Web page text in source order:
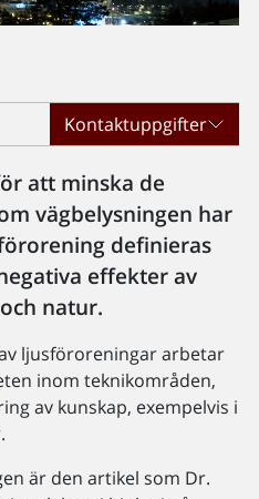
Kontaktuppgifter
att minska de
vägbelysningen har
definieras
effekter av
natur.
ljusföroreningar arbetar
inom teknikområden,
av kunskap, exempelvis i
är den artikel som Dr.